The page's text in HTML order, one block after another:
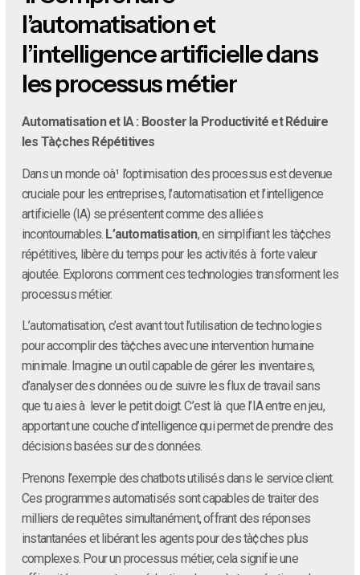
l’automatisation et
l’intelligence artificielle dans
les processus métier
Automatisation et IA : Booster la Productivité et Réduire
les Tà¢ches Répétitives
Dans un monde oà¹ l’optimisation des processus est devenue
cruciale pour les entreprises, l’automatisation et l’intelligence
artificielle (IA) se présentent comme des alliées
incontournables. L’automatisation, en simplifiant les tà¢ches
répétitives, libère du temps pour les activités à forte valeur
ajoutée. Explorons comment ces technologies transforment les
processus métier.
L’automatisation, c’est avant tout l’utilisation de technologies
pour accomplir des tà¢ches avec une intervention humaine
minimale. Imagine un outil capable de gérer les inventaires,
d’analyser des données ou de suivre les flux de travail sans
que tu aies à lever le petit doigt. C’est là que l’IA entre en jeu,
apportant une couche d’intelligence qui permet de prendre des
décisions basées sur des données.
Prenons l’exemple des chatbots utilisés dans le service client.
Ces programmes automatisés sont capables de traiter des
milliers de requêtes simultanément, offrant des réponses
instantanées et libérant les agents pour des tà¢ches plus
complexes. Pour un processus métier, cela signifie une